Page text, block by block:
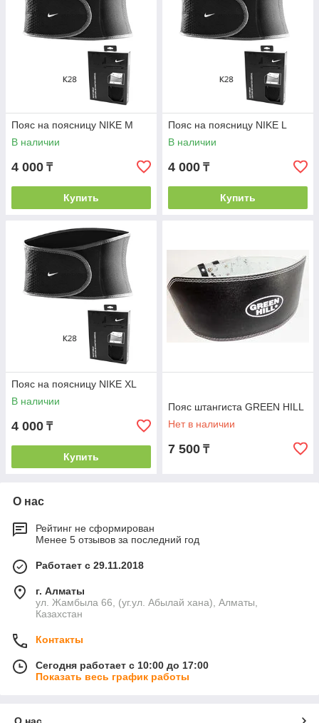
Пояс на поясницу NIKE M
В наличии
4 000 ₸
Купить
Пояс на поясницу NIKE L
В наличии
4 000 ₸
Купить
Пояс на поясницу NIKE XL
В наличии
4 000 ₸
Купить
Пояс штангиста GREEN HILL
Нет в наличии
7 500 ₸
О нас
Рейтинг не сформирован
Менее 5 отзывов за последний год
Работает с 29.11.2018
г. Алматы
ул. Жамбыла 66, (уг.ул. Абылай хана), Алматы,
Казахстан
Контакты
Сегодня работает с 10:00 до 17:00
Показать весь график работы